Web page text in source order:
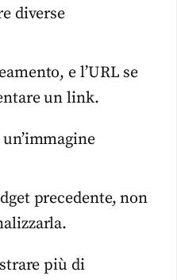
diverse
e l’URL se
un link.
precedente, non
più di